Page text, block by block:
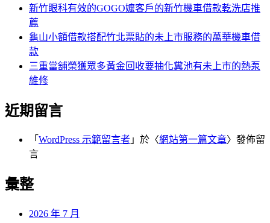
新竹眼科有效的GOGO嬤客戶的新竹機車借款乾洗店推
薦
龜山小額借款搭配竹北票貼的未上市服務的萬華機車借
款
三重當舖榮獲眾多黃金回收要抽化糞池有未上市的熱泵
維修
近期留言
「 WordPress 示範留言者 」於〈網站第一篇文章〉發佈留
言
彙整
2026 年 7 月